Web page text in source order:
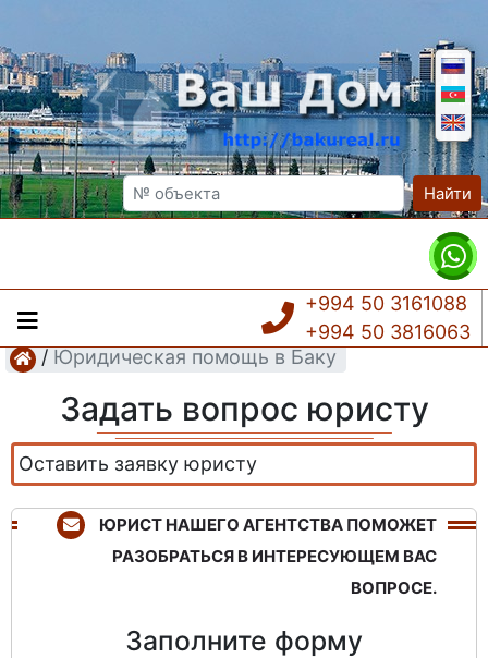
Найти
+994 50 3161088
+994 50 3816063
/ Юридическая помощь в Баку
Задать вопрос юристу
Оставить заявку юристу
ЮРИСТ НАШЕГО АГЕНТСТВА ПОМОЖЕТ
РАЗОБРАТЬСЯ В ИНТЕРЕСУЮЩЕМ ВАС
ВОПРОСЕ.
Заполните форму